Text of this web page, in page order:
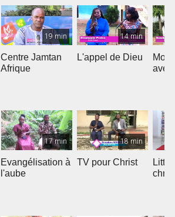
19 min
Centre Jamtan
Afrique
14 min
L'appel de Dieu
Mon
avec
17 min
Evangélisation à
l'aube
18 min
TV pour Christ